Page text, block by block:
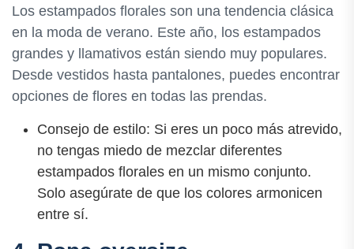
Los estampados florales son una tendencia clásica
en la moda de verano. Este año, los estampados
grandes y llamativos están siendo muy populares.
Desde vestidos hasta pantalones, puedes encontrar
opciones de flores en todas las prendas.
Consejo de estilo: Si eres un poco más atrevido,
no tengas miedo de mezclar diferentes
estampados florales en un mismo conjunto.
Solo asegúrate de que los colores armonicen
entre sí.